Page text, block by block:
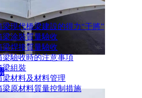
梁現代橋梁建設的得力“干將”
梁涂裝質量驗收
梁焊接質量驗收
梁驗收時的注意事項
梁組裝
梁材料及材料管理
梁原材料質量控制措施